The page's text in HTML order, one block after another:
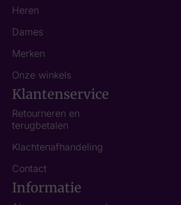
Heren
Dames
Merken
Onze winkels
Klantenservice
Retourneren en
terugbetalen
Klachtenafhandeling
Contact
Informatie